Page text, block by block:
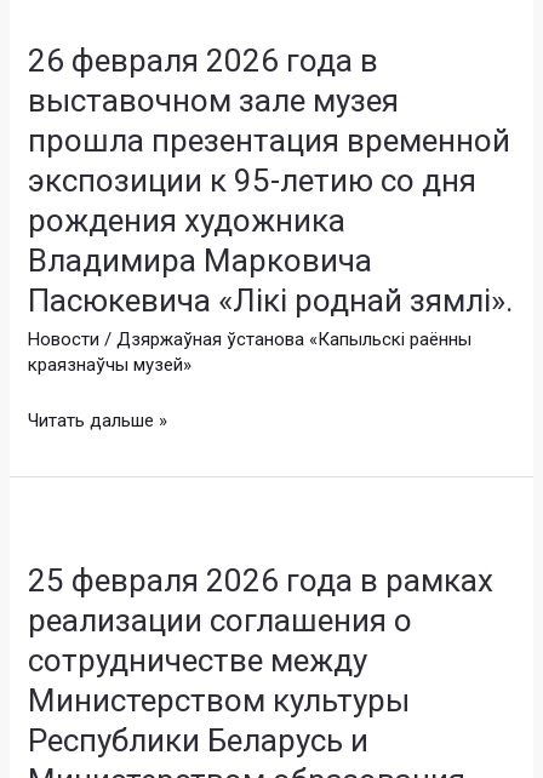
26 февраля 2026 года в
выставочном зале музея
прошла презентация временной
экспозиции к 95-летию со дня
рождения художника
Владимира Марковича
Пасюкевича «Лікі роднай зямлі».
Новости /Дзяржаўная ўстанова «Капыльскі раённы
краязнаўчы музей»
2026
в
выставочном
зале
прошла
презентация
временной
экспозиции
к
95-
Марковича
«Лікі
роднай
зямлі».
Читать дальше »
25 февраля 2026 года в рамках
реализации соглашения о
сотрудничестве между
Министерством культуры
Республики Беларусь и
2026
в
рамках
реализации
о